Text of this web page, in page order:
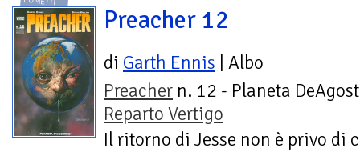
Preacher 12
di Garth Ennis | Albo
Preacher n. 12 - Planeta
Reparto Vertigo
Il ritorno di Jesse non è privo di